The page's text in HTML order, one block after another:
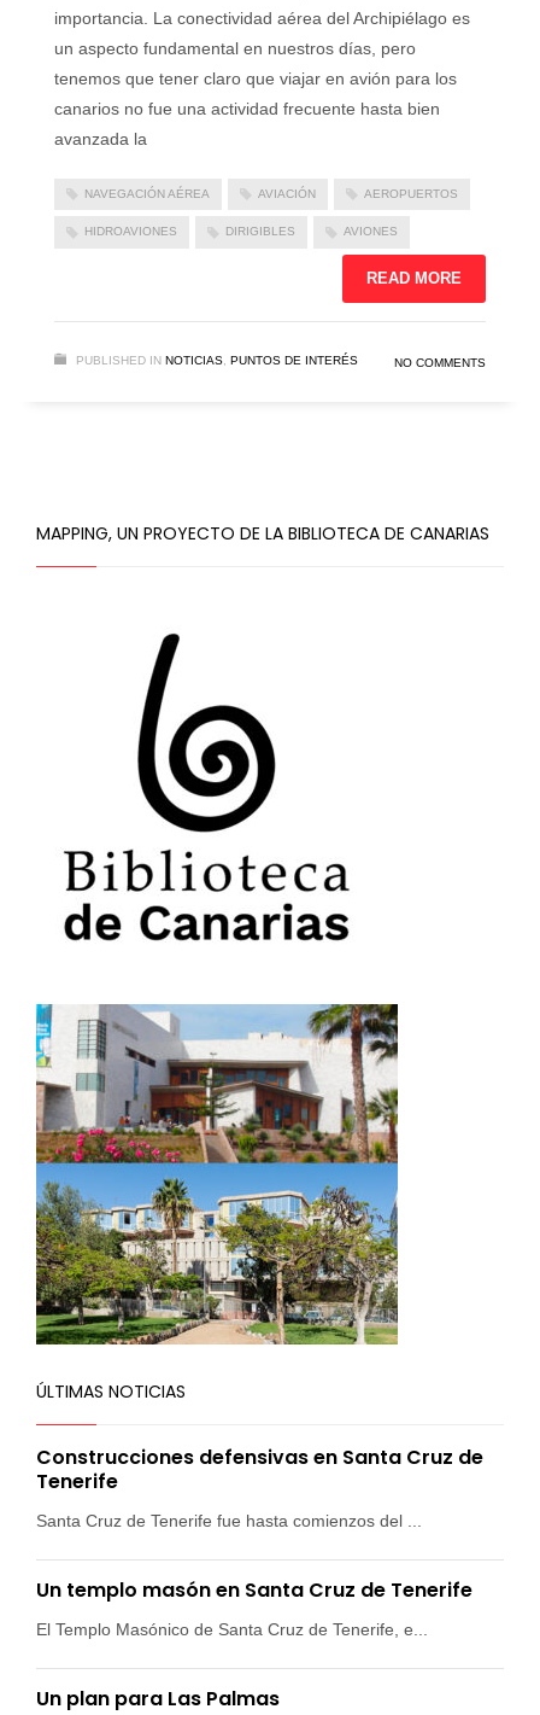
importancia. La conectividad aérea del Archipiélago es
un aspecto fundamental en nuestros días, pero
tenemos que tener claro que viajar en avión para los
canarios no fue una actividad frecuente hasta bien
avanzada la
NAVEGACIÓN AÉREA AVIACIÓN AEROPUERTOS
HIDROAVIONES DIRIGIBLES AVIONES
READ MORE
PUBLISHED IN NOTICIAS PUNTOS DE INTERÉS NO COMMENTS
MAPPING, UN PROYECTO DE LA BIBLIOTECA DE CANARIAS
ÚLTIMAS NOTICIAS
Construcciones defensivas en Santa Cruz de
Tenerife
Santa Cruz de Tenerife fue hasta comienzos del ...
Un templo masón en Santa Cruz de Tenerife
El Templo Masónico de Santa Cruz de Tenerife, e...
Un plan para Las Palmas